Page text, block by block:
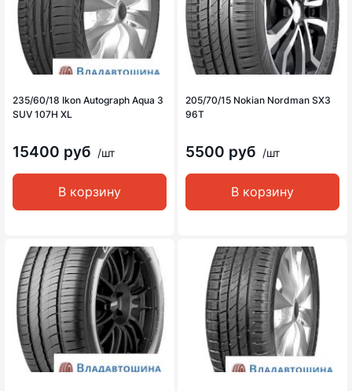
235/60/18 Ikon Autograph Aqua 3
SUV 107H XL
15400 руб /шт
В корзину
205/70/15 Nokian Nordman SX3
96T
5500 руб /шт
В корзину